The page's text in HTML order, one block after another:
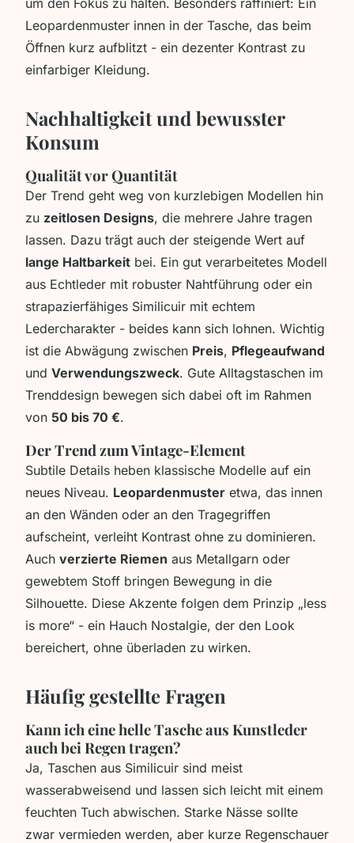
Leopardenmuster innen in der Tasche, das beim
Öffnen kurz aufblitzt - ein dezenter Kontrast zu
einfarbiger Kleidung.
Nachhaltigkeit und bewusster
Konsum
Qualität vor Quantität
Der Trend geht weg von kurzlebigen Modellen hin
zu zeitlosen Designs, die mehrere Jahre tragen
lassen. Dazu trägt auch der steigende Wert auf
lange Haltbarkeit bei. Ein gut verarbeitetes Modell
aus Echtleder mit robuster Nahtführung oder ein
strapazierfähiges Similicuir mit echtem
Ledercharakter - beides kann sich lohnen. Wichtig
ist die Abwägung zwischen Preis, Pflegeaufwand
und Verwendungszweck. Gute Alltagstaschen im
Trenddesign bewegen sich dabei oft im Rahmen
von 50 bis 70 €.
Der Trend zum Vintage-Element
Subtile Details heben klassische Modelle auf ein
neues Niveau. Leopardenmuster etwa, das innen
an den Wänden oder an den Tragegriffen
aufscheint, verleiht Kontrast ohne zu dominieren.
Auch verzierte Riemen aus Metallgarn oder
gewebtem Stoff bringen Bewegung in die
Silhouette. Diese Akzente folgen dem Prinzip „less
is more“ - ein Hauch Nostalgie, der den Look
bereichert, ohne überladen zu wirken.
Häufig gestellte Fragen
Kann ich eine helle Tasche aus Kunstleder
auch bei Regen tragen?
Ja, Taschen aus Similicuir sind meist
wasserabweisend und lassen sich leicht mit einem
feuchten Tuch abwischen. Starke Nässe sollte
zwar vermieden werden, aber kurze Regenschauer